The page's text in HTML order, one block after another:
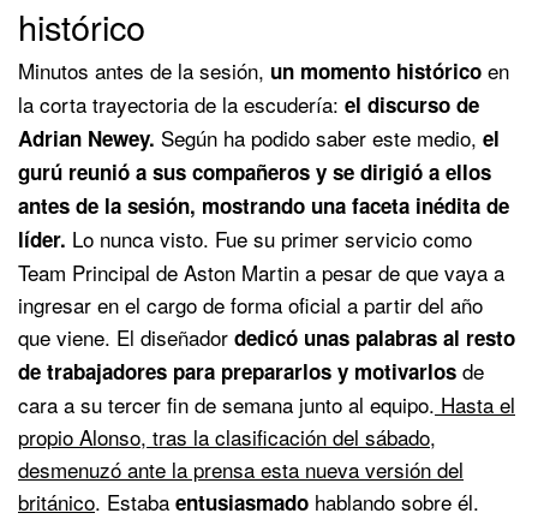
histórico
Minutos antes de la sesión, un momento histórico en
la corta trayectoria de la escudería: el discurso de
Adrian Newey. Según ha podido saber este medio, el
gurú reunió a sus compañeros y se dirigió a ellos
antes de la sesión, mostrando una faceta inédita de
líder. Lo nunca visto. Fue su primer servicio como
Team Principal de Aston Martin a pesar de que vaya a
ingresar en el cargo de forma oficial a partir del año
que viene. El diseñador dedicó unas palabras al resto
de trabajadores para prepararlos y motivarlos de
cara a su tercer fin de semana junto al equipo. Hasta el
propio Alonso, tras la clasificación del sábado,
desmenuzó ante la prensa esta nueva versión del
británico. Estaba entusiasmado hablando sobre él.